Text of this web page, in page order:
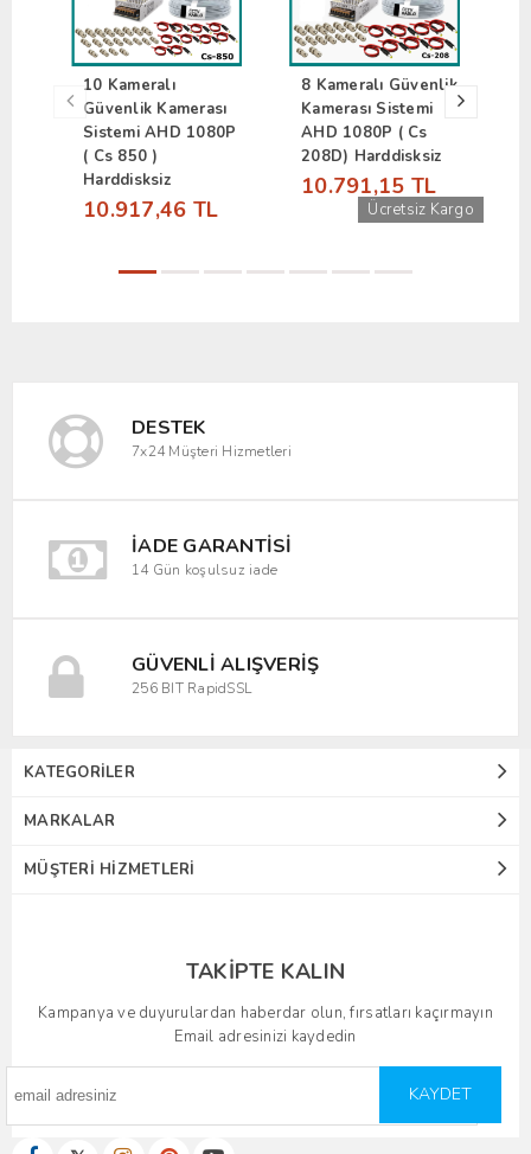
10 Kameralı
Güvenlik Kamerası
Sistemi AHD 1080P
( Cs 850 )
Harddisksiz
10.917,46 TL
8 Kameralı Güvenlik
Kamerası Sistemi
AHD 1080P ( Cs
208D) Harddisksiz
10.791,15 TL
Ücretsiz Kargo
DESTEK
7x24 Müşteri Hizmetleri
İADE GARANTISI
14 Gün koşulsuz iade
GÜVENLI ALIŞVERIŞ
256 BIT RapidSSL
KATEGORILER
MARKALAR
MÜŞTERI HIZMETLERI
TAKIPTE KALIN
Kampanya ve duyurulardan haberdar olun, fırsatları kaçırmayın
Email adresinizi kaydedin
KAYDET